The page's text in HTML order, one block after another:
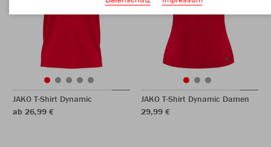
JAKO T-Shirt Dynamic
ab 26,99 €
JAKO T-Shirt Dynamic Damen
29,99 €